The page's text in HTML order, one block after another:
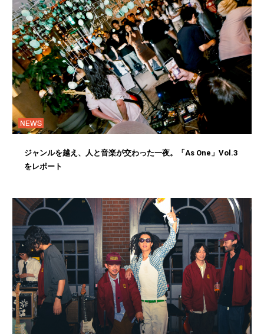
NEWS
ジャンルを越え、人と音楽が交わった一夜。「As One」Vol.3
をレポート